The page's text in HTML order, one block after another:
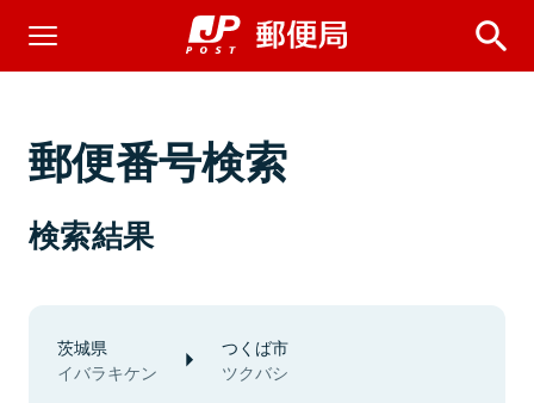
郵便番号検索
検索結果
茨城県
イバラキケン
つくば市
ツクバシ